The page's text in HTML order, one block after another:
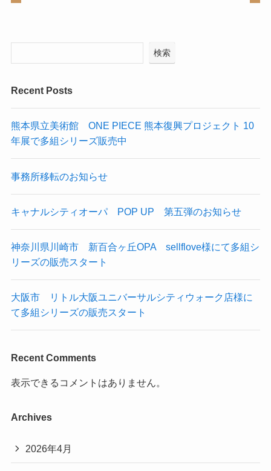
検索
Recent Posts
熊本県立美術館 ONE PIECE 熊本復興プロジェクト 10
年展で多組シリーズ販売中
事務所移転のお知らせ
キャナルシティオーパ POP UP 第五弾のお知らせ
神奈川県川崎市 新百合ヶ丘OPA sellflove様にて多組シ
リーズの販売スタート
大阪市 リトル大阪ユニバーサルシティウォーク店様に
て多組シリーズの販売スタート
Recent Comments
表示できるコメントはありません。
Archives
2026年4月